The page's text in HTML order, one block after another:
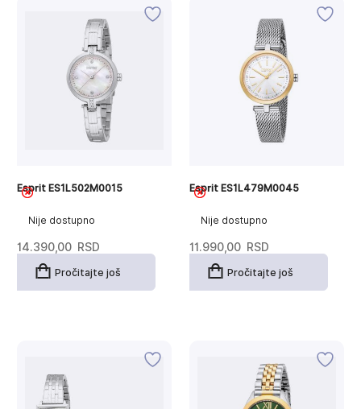
Nije dostupno
Esprit ES1L502M0015
14.390,00 RSD
Pročitajte još
Nije dostupno
Esprit ES1L479M0045
11.990,00 RSD
Pročitajte još